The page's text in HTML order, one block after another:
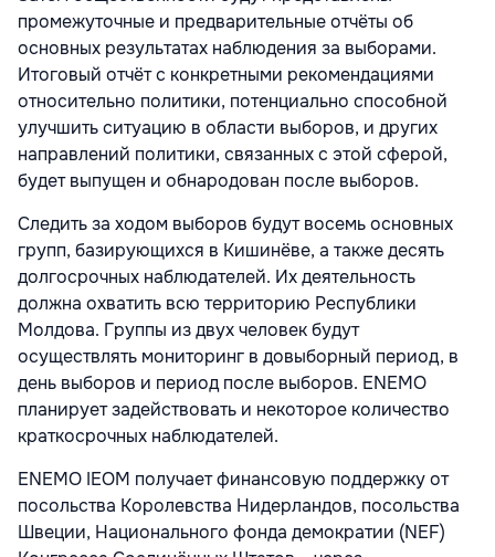
промежуточные и предварительные отчёты об
основных результатах наблюдения за выборами.
Итоговый отчёт с конкретными рекомендациями
относительно политики, потенциально способной
улучшить ситуацию в области выборов, и других
направлений политики, связанных с этой сферой,
будет выпущен и обнародован после выборов.
Следить за ходом выборов будут восемь основных
групп, базирующихся в Кишинёве, а также десять
долгосрочных наблюдателей. Их деятельность
должна охватить всю территорию Республики
Молдова. Группы из двух человек будут
осуществлять мониторинг в довыборный период, в
день выборов и период после выборов. ENEMO
планирует задействовать и некоторое количество
краткосрочных наблюдателей.
ENEMO IEOM получает финансовую поддержку от
посольства Королевства Нидерландов, посольства
Швеции, Национального фонда демократии (NEF)